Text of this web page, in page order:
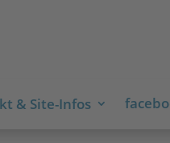
& Site-Infos